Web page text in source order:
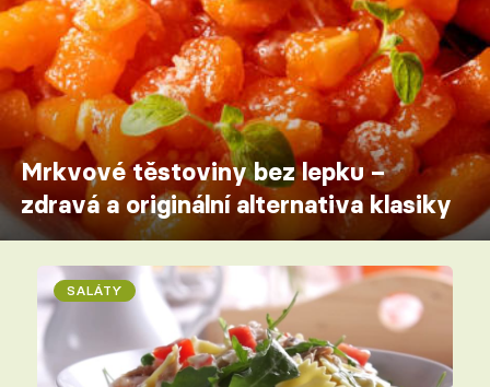
Mrkvové těstoviny bez lepku –
zdravá a originální alternativa klasiky
SALÁTY